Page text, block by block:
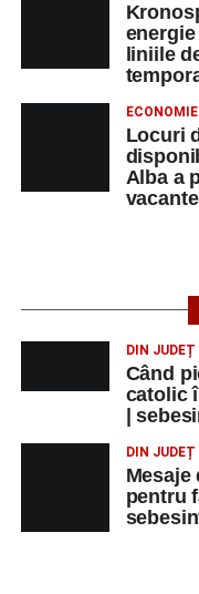
liniile
ECONOMIE
Locuri
Alba a
vacante
DIN JUDEȚ
Când
catolic
|
DIN JUDEȚ
Mesaje
pentru